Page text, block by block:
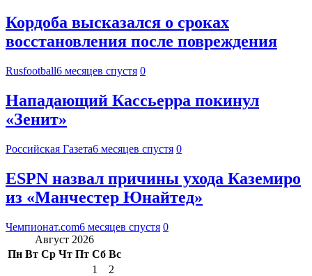
Кордоба высказался о сроках
восстановления после повреждения
Rusfootball6 месяцев спустя 0
Нападающий Кассьерра покинул
«Зенит»
Российская Газета6 месяцев спустя 0
ESPN назвал причины ухода Каземиро
из «Манчестер Юнайтед»
Чемпионат.com6 месяцев спустя 0
Август 2026
Пн Вт Ср Чт Пт Сб Вс
1
2